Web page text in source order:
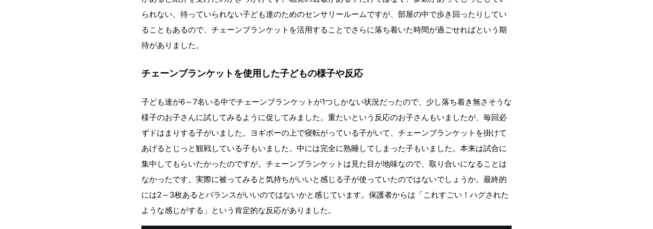
られない、待っていられない子ども達のためのセンサリールームですが、部屋の中で歩き回ったりしてい
ることもあるので、チェーンブランケットを活用することでさらに落ち着いた時間が過ごせればという期
待がありました。
チェーンブランケットを使用した子どもの様子や反応
子ども達が6～7名いる中でチェーンブランケットが1つしかない状況だったので、少し落ち着き無さそうな
様子のお子さんに試してみるように促してみました。重たいという反応のお子さんもいましたが、毎回必
ずドはまりする子がいました。ヨギボーの上で寝転がっている子がいて、チェーンブランケットを掛けて
あげるとじっと観戦している子もいました。中には完全に熟睡してしまった子もいました。本来は試合に
集中してもらいたかったのですが。チェーンブランケットは見た目が地味なので、取り合いになることは
なかったです。実際に被ってみると気持ちがいいと感じる子が使っていたのではないでしょうか。最終的
には2～3枚あるとバランスがいいのではないかと感じています。保護者からは「これすごい！ハグされた
ような感じがする」という肯定的な反応がありました。